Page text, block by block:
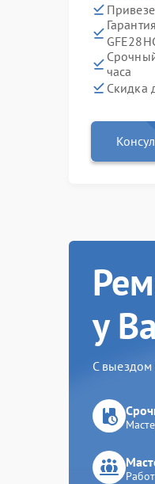
часа
Скидка
у
С выездом